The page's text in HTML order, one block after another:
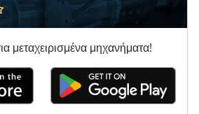
μεταχειρισμένα μηχανήματα!